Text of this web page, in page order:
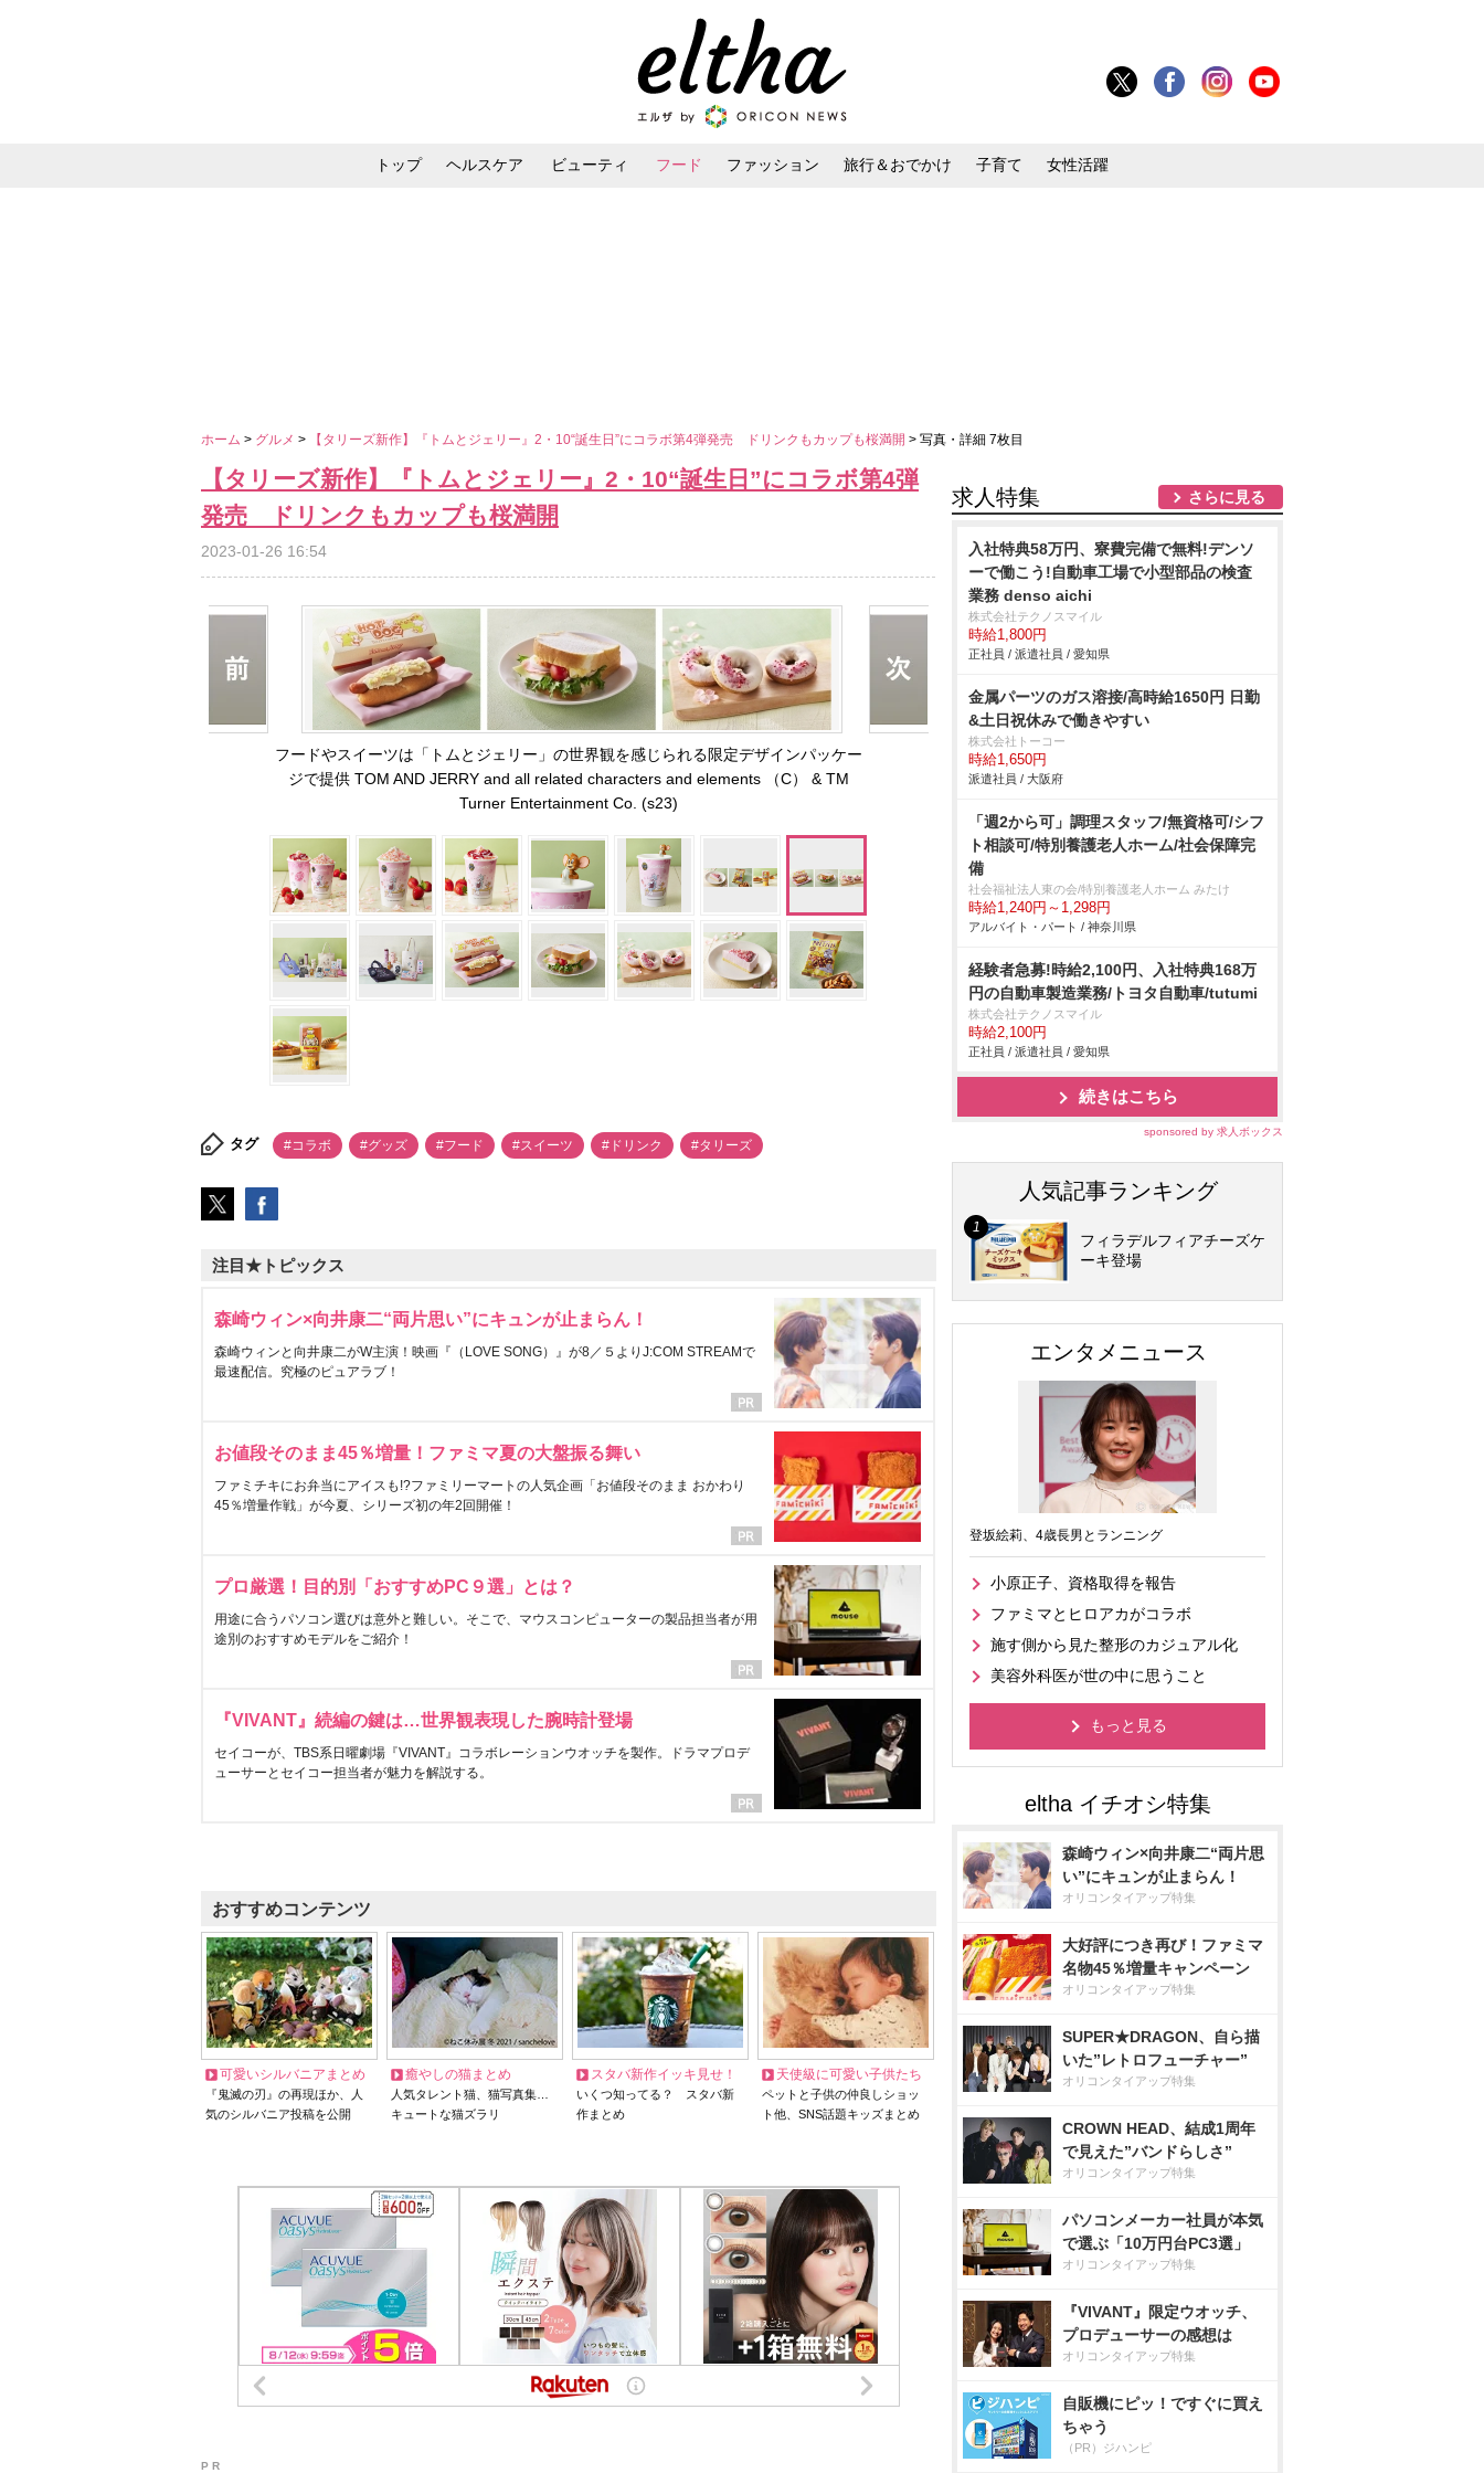
トップ ヘルスケア ビューティ フード ファッション 旅行＆おでかけ 子育て 女性活躍
ホーム > グルメ > 【タリーズ新作】『トムとジェリー』2・10“誕生日”にコラボ第4弾発売 ドリンクもカップも桜満開 > 写真・詳細 7枚目
【タリーズ新作】『トムとジェリー』2・10“誕生日”にコラボ第4弾
発売 ドリンクもカップも桜満開
2023-01-26 16:54
フードやスイーツは「トムとジェリー」の世界観を感じられる限定デザインパッケー
ジで提供 TOM AND JERRY and all related characters and elements （C） & TM
Turner Entertainment Co. (s23)
タグ #コラボ #グッズ #フード #スイーツ #ドリンク #タリーズ
注目★トピックス
森崎ウィン×向井康二“両片思い”にキュンが止まらん！
森崎ウィンと向井康二がW主演！映画『（LOVE SONG）』が8／５よりJ:COM STREAMで
最速配信。究極のピュアラブ！
お値段そのまま45％増量！ファミマ夏の大盤振る舞い
ファミチキにお弁当にアイスも!?ファミリーマートの人気企画「お値段そのまま おかわり
45％増量作戦」が今夏、シリーズ初の年2回開催！
プロ厳選！目的別「おすすめPC９選」とは？
用途に合うパソコン選びは意外と難しい。そこで、マウスコンピューターの製品担当者が用
途別のおすすめモデルをご紹介！
『VIVANT』続編の鍵は…世界観表現した腕時計登場
セイコーが、TBS系日曜劇場『VIVANT』コラボレーションウオッチを製作。ドラマプロデ
ューサーとセイコー担当者が魅力を解説する。
おすすめコンテンツ
可愛いシルバニアまとめ
『鬼滅の刃』の再現ほか、人
気のシルバニア投稿を公開
癒やしの猫まとめ
人気タレント猫、猫写真集…
キュートな猫ズラリ
スタバ新作イッキ見せ！
いくつ知ってる？ スタバ新
作まとめ
天使級に可愛い子供たち
ペットと子供の仲良しショッ
ト他、SNS話題キッズまとめ
P R
求人特集 さらに見る
入社特典58万円、寮費完備で無料!デンソ
ーで働こう!自動車工場で小型部品の検査
業務 denso aichi
株式会社テクノスマイル
時給1,800円
正社員 / 派遣社員 / 愛知県
金属パーツのガス溶接/高時給1650円 日勤
&土日祝休みで働きやすい
株式会社トーコー
時給1,650円
派遣社員 / 大阪府
「週2から可」調理スタッフ/無資格可/シフ
ト相談可/特別養護老人ホーム/社会保障完
備
社会福祉法人東の会/特別養護老人ホーム みたけ
時給1,240円～1,298円
アルバイト・パート / 神奈川県
経験者急募!時給2,100円、入社特典168万
円の自動車製造業務/トヨタ自動車/tutumi
株式会社テクノスマイル
時給2,100円
正社員 / 派遣社員 / 愛知県
続きはこちら
sponsored by 求人ボックス
人気記事ランキング
フィラデルフィアチーズケ
ーキ登場
エンタメニュース
登坂絵莉、4歳長男とランニング
小原正子、資格取得を報告
ファミマとヒロアカがコラボ
施す側から見た整形のカジュアル化
美容外科医が世の中に思うこと
もっと見る
森崎ウィン×向井康二“両片思
い”にキュンが止まらん！
オリコンタイアップ特集
大好評につき再び！ファミマ
名物45％増量キャンペーン
オリコンタイアップ特集
SUPER★DRAGON、自ら描
いた”レトロフューチャー”
オリコンタイアップ特集
CROWN HEAD、結成1周年
で見えた”バンドらしさ”
オリコンタイアップ特集
パソコンメーカー社員が本気
で選ぶ「10万円台PC3選」
オリコンタイアップ特集
『VIVANT』限定ウオッチ、
プロデューサーの感想は
オリコンタイアップ特集
自販機にピッ！ですぐに買え
ちゃう
（PR）ジハンピ